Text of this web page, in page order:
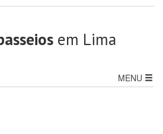
em Lima
MENU